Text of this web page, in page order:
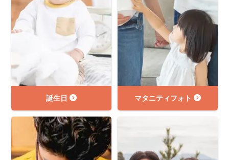
誕生日 マタニティフォト